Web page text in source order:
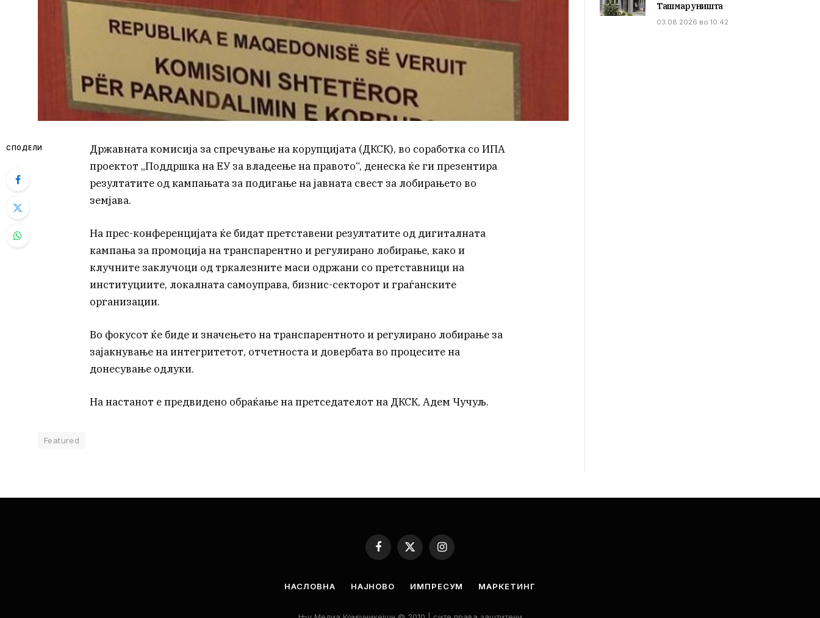
СПОДЕЛИ
Државната комисија за спречување на корупцијата (ДКСК), во соработка со ИПА
проектот „Поддршка на ЕУ за владеење на правото“, денеска ќе ги презентира
резултатите од кампањата за подигање на јавната свест за лобирањето во
земјава.
На прес-конференцијата ќе бидат претставени резултатите од дигиталната
кампања за промоција на транспарентно и регулирано лобирање, како и
клучните заклучоци од тркалезните маси одржани со претставници на
институциите, локалната самоуправа, бизнис-секторот и граѓанските
организации.
Во фокусот ќе биде и значењето на транспарентното и регулирано лобирање за
зајакнување на интегритетот, отчетноста и довербата во процесите на
донесување одлуки.
На настанот е предвидено обраќање на претседателот на ДКСК, Адем Чучуљ.
Featured
Ташмаруништа
03.08.2026 во 10:42
Facebook
X
(Twitter)
Instagram
НАСЛОВНА НАЈНОВО ИМПРЕСУМ МАРКЕТИНГ